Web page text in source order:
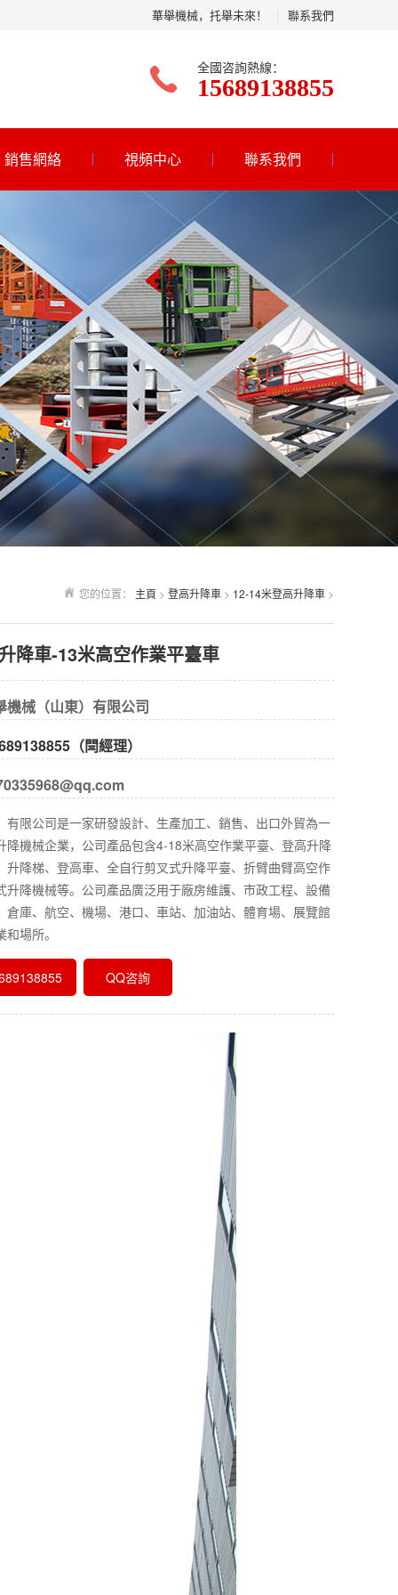
華舉機械，托舉未來！ 聯系我們
全國咨詢熱線：
15689138855
銷售網絡 視頻中心 聯系我們
您的位置： 主頁 > 登高升降車 > 12-14米登高升降車 >
降車-13米高空作業平臺車
機械（山東）有限公司
（閆經理）
有限公司是一家研發設計、生產加工、銷售、出口外貿為一
降機械企業，公司產品包含4-18米高空作業平臺、登高升降
升降梯、登高車、全自行剪叉式升降平臺、折臂曲臂高空作
升降機械等。公司產品廣泛用于廠房維護、市政工程、設備
倉庫、航空、機場、港口、車站、加油站、體育場、展覽館
場所。
QQ咨詢